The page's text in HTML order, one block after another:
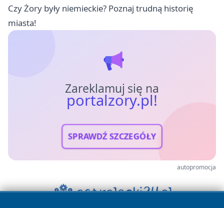
Czy Żory były niemieckie? Poznaj trudną historię
miasta!
Zareklamuj się na
portalzory.pl!
SPRAWDŹ SZCZEGÓŁY
autopromocja